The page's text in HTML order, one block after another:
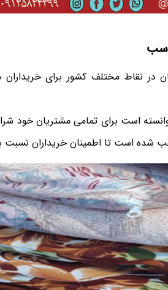
در نقاط مختلف کشور برای
است برای تمامی مشتریان خود
شده است تا اطمینان خریداران نسبت